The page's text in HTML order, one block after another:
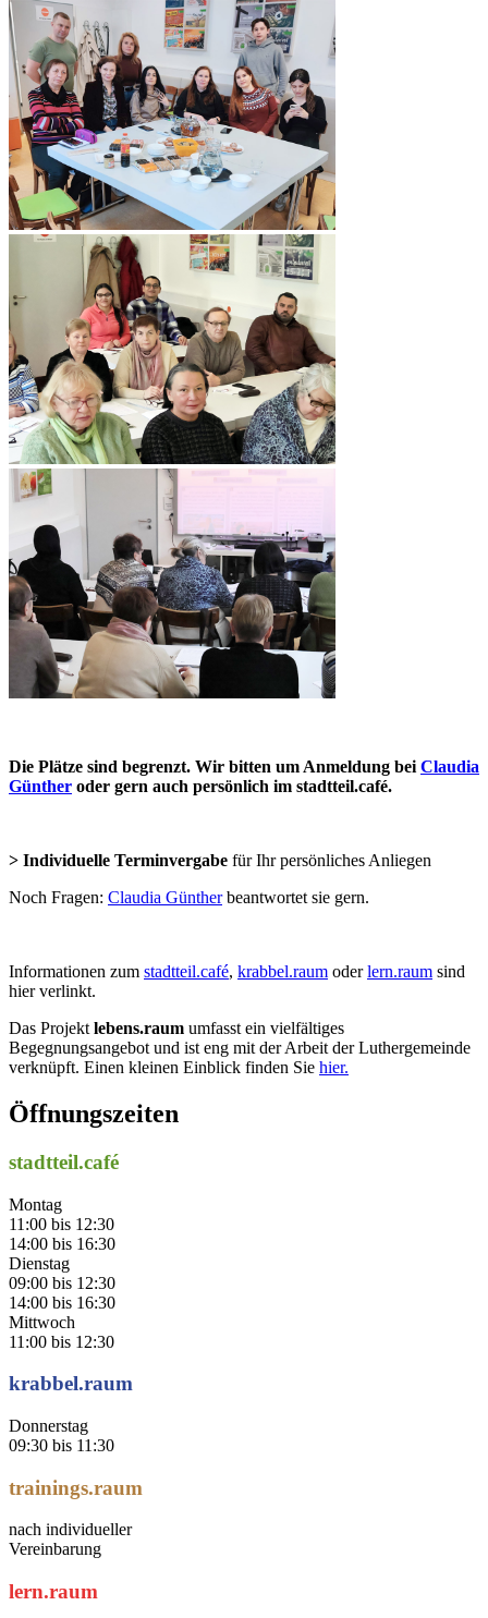
Die Plätze sind begrenzt. Wir bitten um Anmeldung bei Claudia
Günther oder gern auch persönlich im stadtteil.café.
> Individuelle Terminvergabe für Ihr persönliches Anliegen
Noch Fragen: Claudia Güntherbeantwortet sie gern.
Informationen zum stadtteil.café, krabbel.raum oderlern.raum sind
hier verlinkt.
Das Projekt lebens.raum umfasst ein vielfältiges
Begegnungsangebot und ist eng mit der Arbeit der Luthergemeinde
verknüpft. Einen kleinen Einblick finden Sie hier.
Öffnungszeiten
stadtteil.café
Montag
11:00 bis 12:30
14:00 bis 16:30
Dienstag
09:00 bis 12:30
14:00 bis 16:30
Mittwoch
11:00 bis 12:30
krabbel.raum
Donnerstag
09:30 bis 11:30
trainings.raum
nach individueller
Vereinbarung
lern.raum